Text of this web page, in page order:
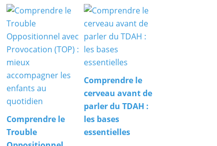
Comprendre le
Trouble
Comprendre le
cerveau avant de
parler du TDAH :
les bases
essentielles